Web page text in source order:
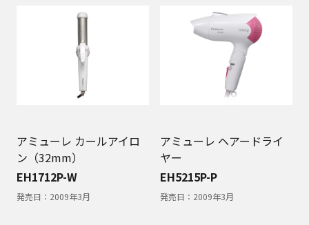
アミューレ カールアイロ
ン（32mm）
EH1712P-W
発売日： 2009年3月
アミューレ ヘアードライ
ヤー
EH5215P-P
発売日： 2009年3月